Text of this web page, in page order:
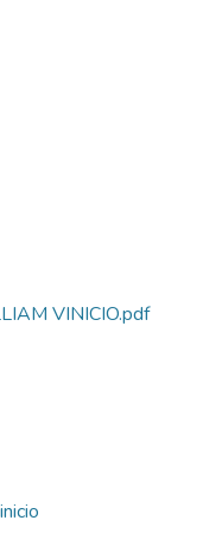
VINICIO.pdf